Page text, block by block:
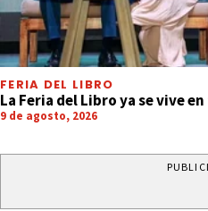
FERIA DEL LIBRO
La Feria del Libro ya se vive
9 de agosto, 2026